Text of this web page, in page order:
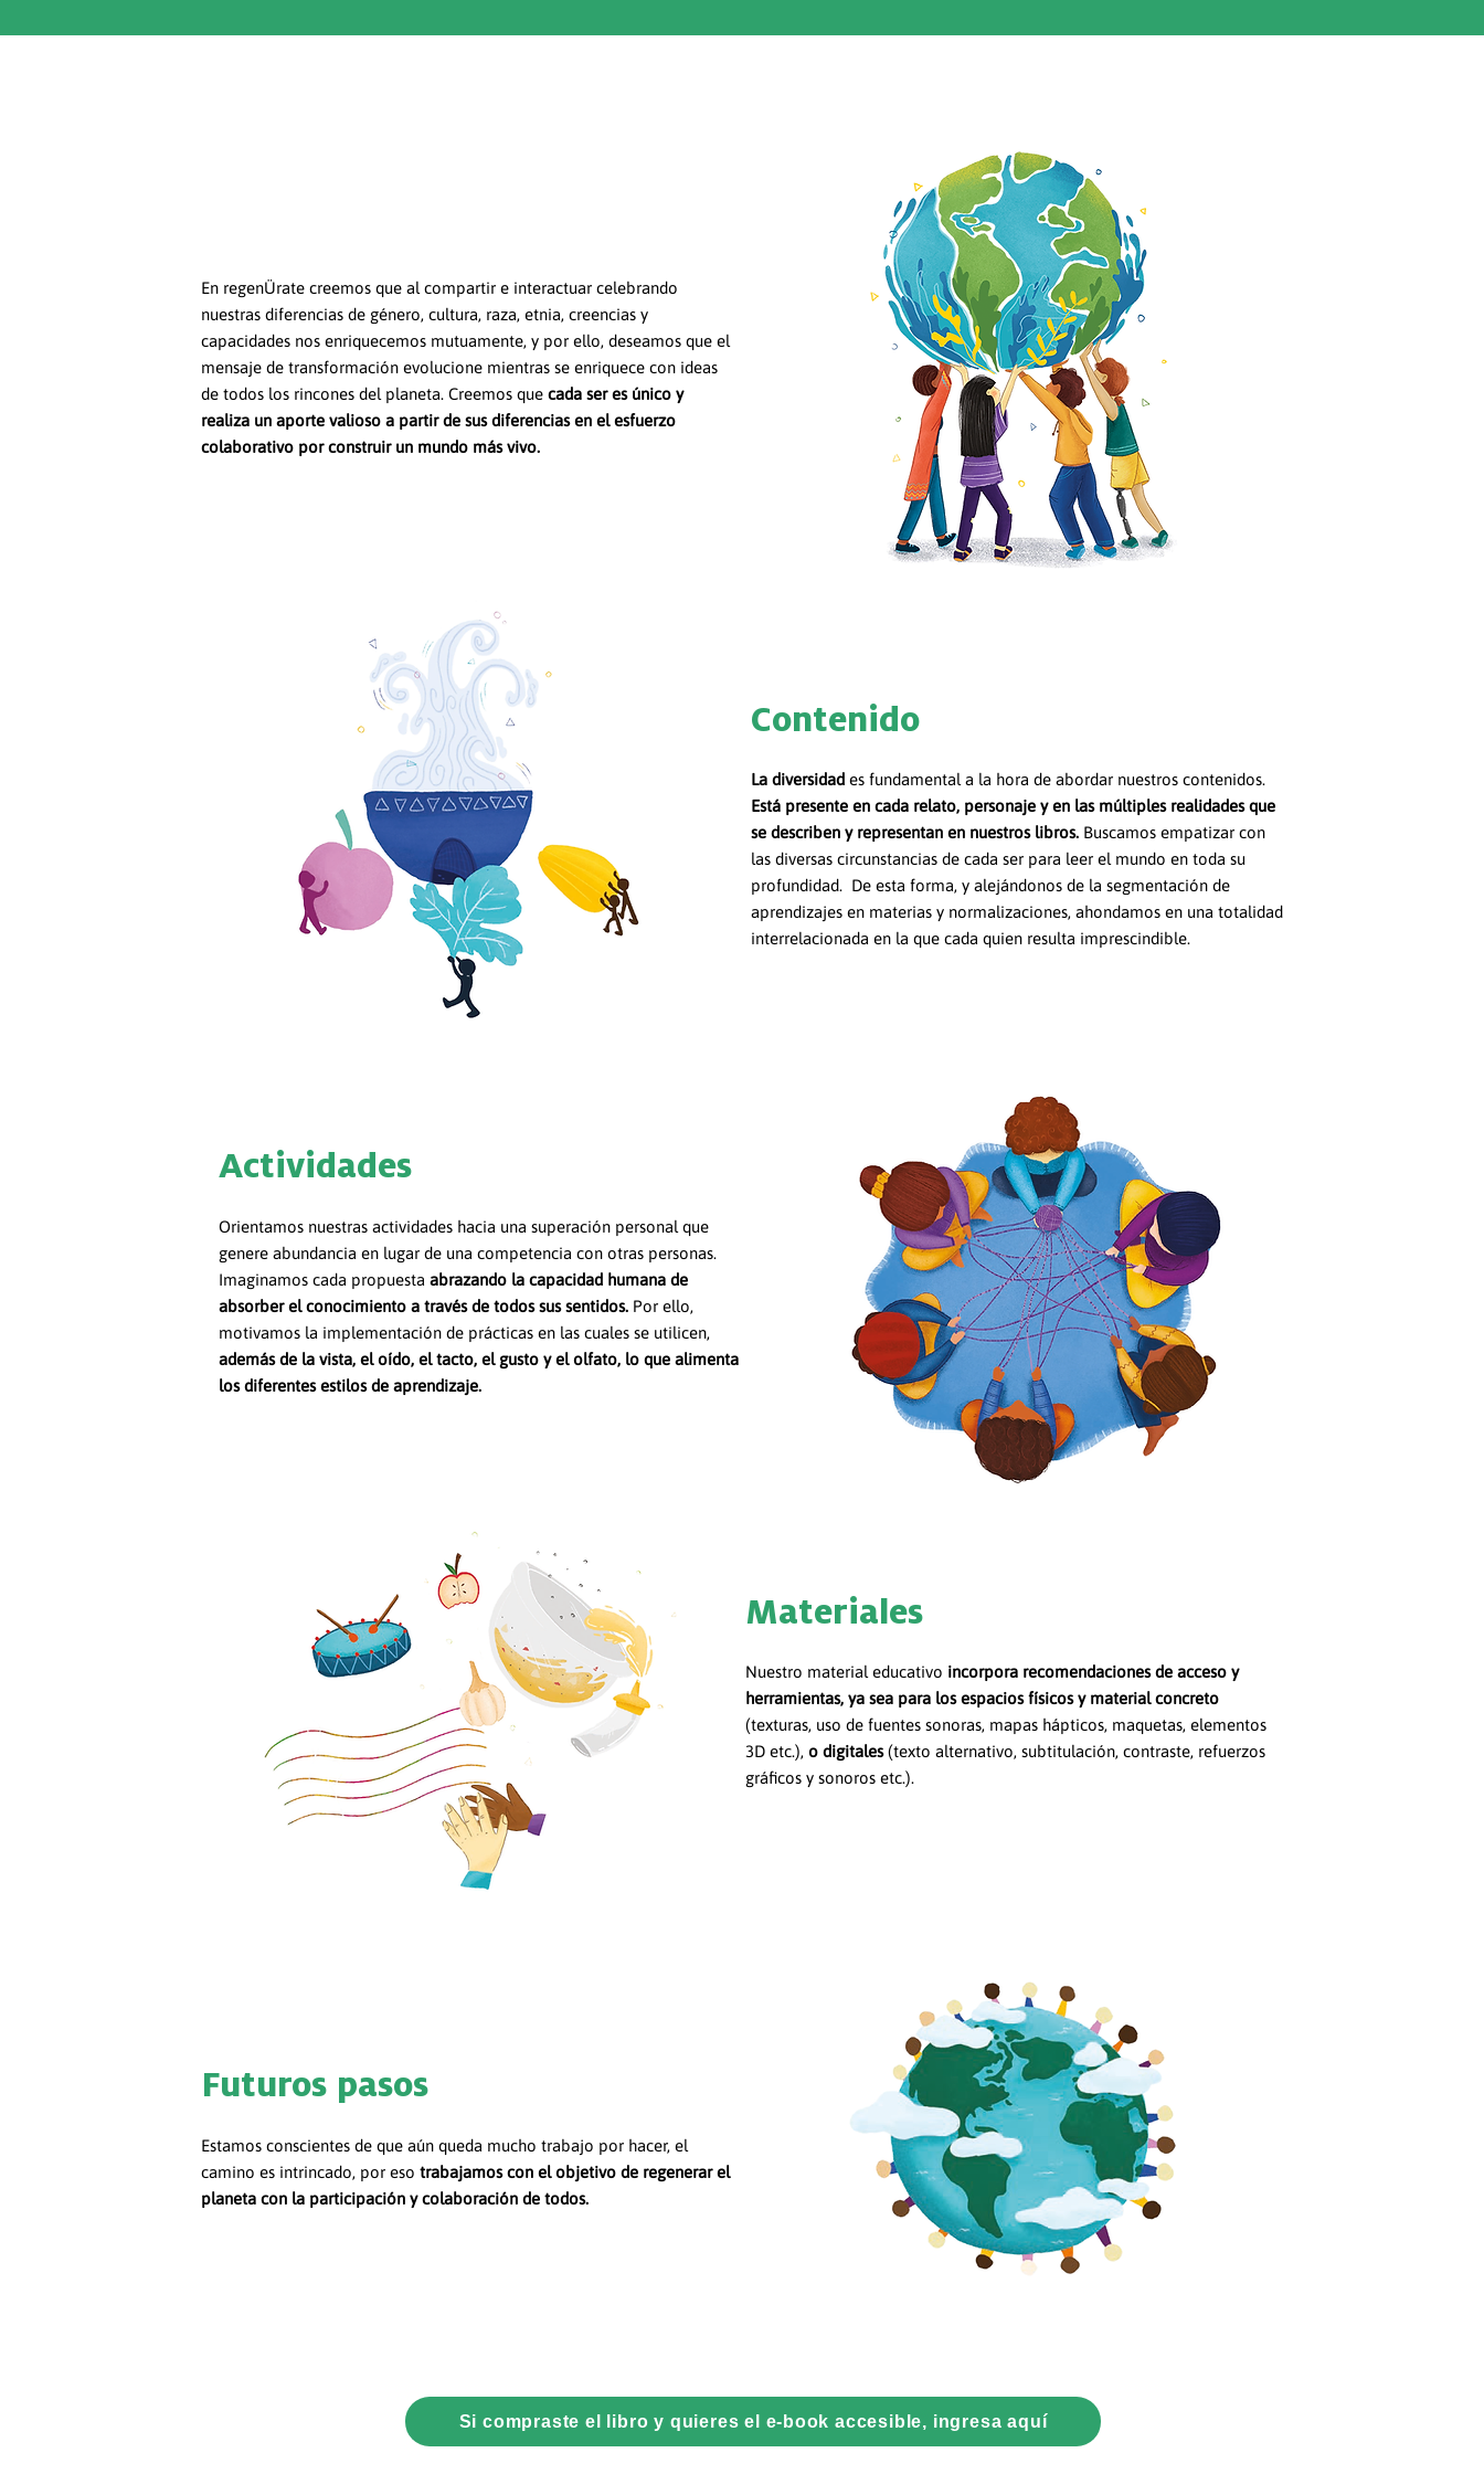
En regenÜrate creemos que al compartir e interactuar celebrando
nuestras diferencias de género, cultura, raza, etnia, creencias y
capacidades nos enriquecemos mutuamente, y por ello, deseamos que el
mensaje de transformación evolucione mientras se enriquece con ideas
de todos los rincones del planeta. Creemos que cada ser es único y
realiza un aporte valioso a partir de sus diferencias en el esfuerzo
colaborativo por construir un mundo más vivo.
Contenido
La diversidad es fundamental a la hora de abordar nuestros contenidos.
Está presente en cada relato, personaje y en las múltiples realidades que
se describen y representan en nuestros libros. Buscamos empatizar con
las diversas circunstancias de cada ser para leer el mundo en toda su
profundidad. De esta forma, y alejándonos de la segmentación de
aprendizajes en materias y normalizaciones, ahondamos en una totalidad
interrelacionada en la que cada quien resulta imprescindible.
Actividades
Orientamos nuestras actividades hacia una superación personal que
genere abundancia en lugar de una competencia con otras personas.
Imaginamos cada propuesta abrazando la capacidad humana de
absorber el conocimiento a través de todos sus sentidos. Por ello,
motivamos la implementación de prácticas en las cuales se utilicen,
además de la vista, el oído, el tacto, el gusto y el olfato, lo que alimenta
los diferentes estilos de aprendizaje.
Materiales
Nuestro material educativo incorpora recomendaciones de acceso y
herramientas, ya sea para los espacios físicos ymaterial concreto
(texturas, uso de fuentes sonoras, mapas hápticos, maquetas, elementos
3D etc.), o digitales(texto alternativo, subtitulación, contraste, refuerzos
gráficos y sonoros etc.).
Futuros pasos
Estamos conscientes de que aún queda mucho trabajo por hacer, el
camino es intrincado, por eso trabajamos con el objetivo de regenerar el
planeta con la participación y colaboración de todos.
Si compraste el libro y quieres el e-book accesible, ingresa aquí